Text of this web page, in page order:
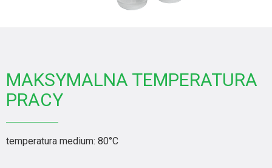
MAKSYMALNA TEMPERATURA
PRACY
temperatura medium: 80°C